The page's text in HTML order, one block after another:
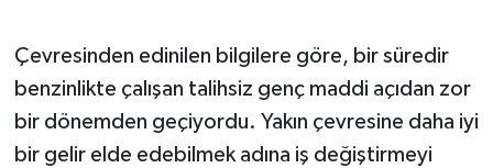
Çevresinden edinilen bilgilere göre, bir süredir
benzinlikte çalışan talihsiz genç maddi açıdan zor
bir dönemden geçiyordu. Yakın çevresine daha iyi
bir gelir elde edebilmek adına iş değiştirmeyi